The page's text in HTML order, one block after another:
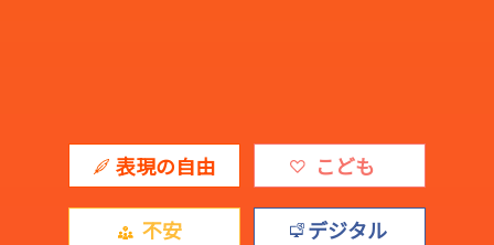
表現の自由 こども
不安 デジタル